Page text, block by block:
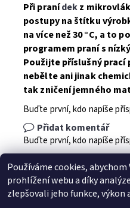
Při pranídekz
postupy na štítku
na více než 30 °C, a to
programem praní s
Použijte příslušný prací
nebělte ani jinak
tak zničení jemného
Buďte první, kdo napíše
Přidat komentář
Buďte první, kdo napíše
Používáme cookies,
prohlížení webu a díky
zlepšovali jeho funkce,